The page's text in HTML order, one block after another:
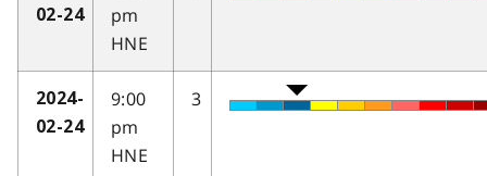
02-24
pm
HNE
2024-
02-24
9:00
pm
HNE
3